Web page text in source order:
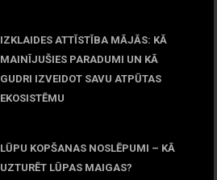
IZKLAIDES ATTĪSTĪBA MĀJĀS: KĀ
MAINĪJUŠIES PARADUMI UN KĀ
GUDRI IZVEIDOT SAVU ATPŪTAS
EKOSISTĒMU
LŪPU KOPŠANAS NOSLĒPUMI – KĀ
UZTURĒT LŪPAS MAIGAS?